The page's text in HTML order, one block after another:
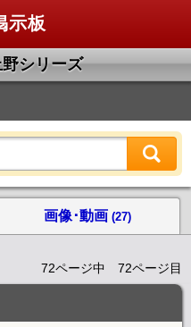
示板
シリーズ
画像･動画 (27)
72ページ中 72ページ目